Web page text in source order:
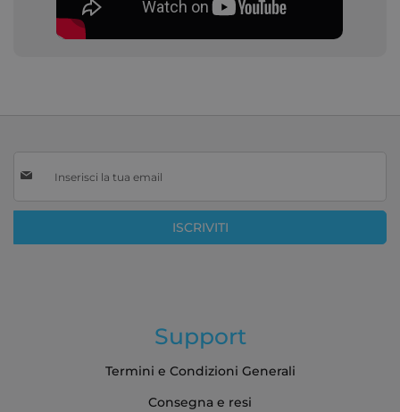
alla
Newsletter:
ISCRIVITI
Support
Termini e Condizioni Generali
Consegna e resi